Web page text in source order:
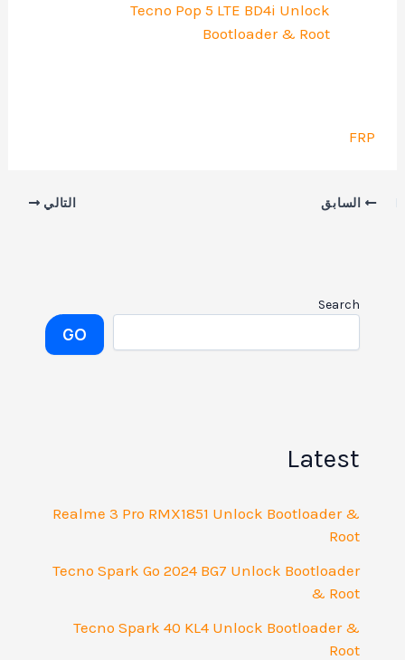
Tecno Pop 5 LTE BD4i Unlock
Bootloader & Root
FRP
السابق التالي
Search
GO
Latest
Realme 3 Pro RMX1851 Unlock Bootloader &
Root
Tecno Spark Go 2024 BG7 Unlock Bootloader
& Root
Tecno Spark 40 KL4 Unlock Bootloader &
Root